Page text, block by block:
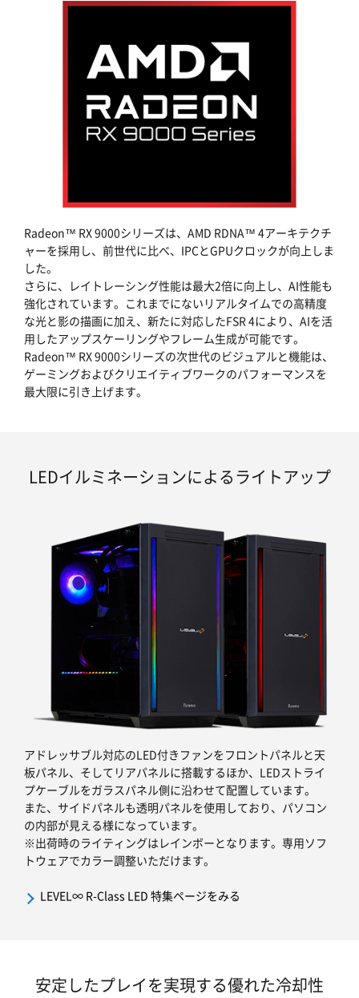
Radeon™ RX 9000シリーズは、AMD RDNA™ 4アーキテクチ
ャーを採用し、前世代に比べ、IPCとGPUクロックが向上しま
した。
さらに、レイトレーシング性能は最大2倍に向上し、AI性能も
強化されています。これまでにないリアルタイムでの高精度
な光と影の描画に加え、新たに対応したFSR 4により、AIを活
用したアップスケーリングやフレーム生成が可能です。
Radeon™ RX 9000シリーズの次世代のビジュアルと機能は、
ゲーミングおよびクリエイティブワークのパフォーマンスを
最大限に引き上げます。
LEDイルミネーションによるライトアップ
アドレッサブル対応のLED付きファンをフロントパネルと天
板パネル、そしてリアパネルに搭載するほか、LEDストライ
プケーブルをガラスパネル側に沿わせて配置しています。
また、サイドパネルも透明パネルを使用しており、パソコン
の内部が見える様になっています。
※出荷時のライティングはレインボーとなります。専用ソフ
トウェアでカラー調整いただけます。
LEVEL∞ R-Class LED 特集ページをみる
安定したプレイを実現する優れた冷却性